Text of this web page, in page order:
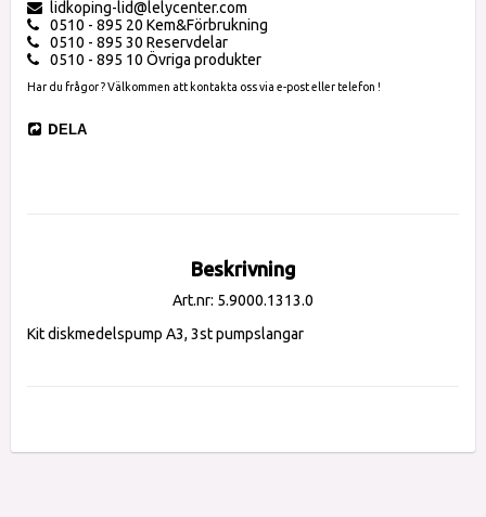
lidkoping-lid@lelycenter.com
0510 - 895 20 Kem&Förbrukning
0510 - 895 30 Reservdelar
0510 - 895 10 Övriga produkter
Har du frågor ? Välkommen att kontakta oss via e-post eller telefon !
DELA
Beskrivning
Art.nr: 5.9000.1313.0
Kit diskmedelspump A3, 3st pumpslangar